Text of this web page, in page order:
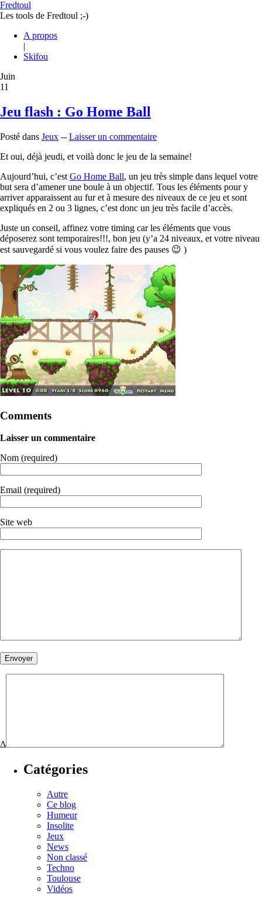
Fredtoul
Les tools de Fredtoul ;-)
A propos
|
Skifou
Juin
11
Jeu flash : Go Home Ball
Posté dans Jeux -- Laisser un commentaire
Et oui, déjà jeudi, et voilà donc le jeu de la semaine!
Aujourd’hui, c’est Go Home Ball, un jeu très simple dans lequel votre
but sera d’amener une boule à un objectif. Tous les éléments pour y
arriver apparaissent au fur et à mesure des niveaux de ce jeu et sont
expliqués en 2 ou 3 lignes, c’est donc un jeu très facile d’accès.
Juste un conseil, affinez votre timing car les éléments que vous
déposerez sont temporaires!!!, bon jeu (y’a 24 niveaux, et votre niveau
est sauvegardé si vous voulez faire des pauses 😉 )
Comments
Laisser un commentaire
Nom (required)
Email (required)
Site web
Δ
Catégories
Autre
Ce blog
Humeur
Insolite
Jeux
News
Non classé
Techno
Toulouse
Vidéos